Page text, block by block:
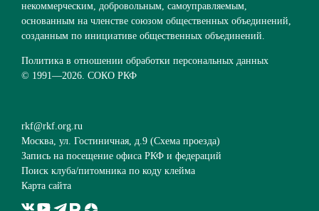
некоммерческим, добровольным, самоуправляемым,
основанным на членстве союзом общественных объединений,
созданным по инициативе общественных объединений.
Политика в отношении обработки персональных данных
© 1991—2026. СОКО РКФ
rkf@rkf.org.ru
Москва, ул. Гостиничная, д.9 (Схема проезда)
Запись на посещение офиса РКФ и федераций
Поиск клуба/питомника по коду клейма
Карта сайта